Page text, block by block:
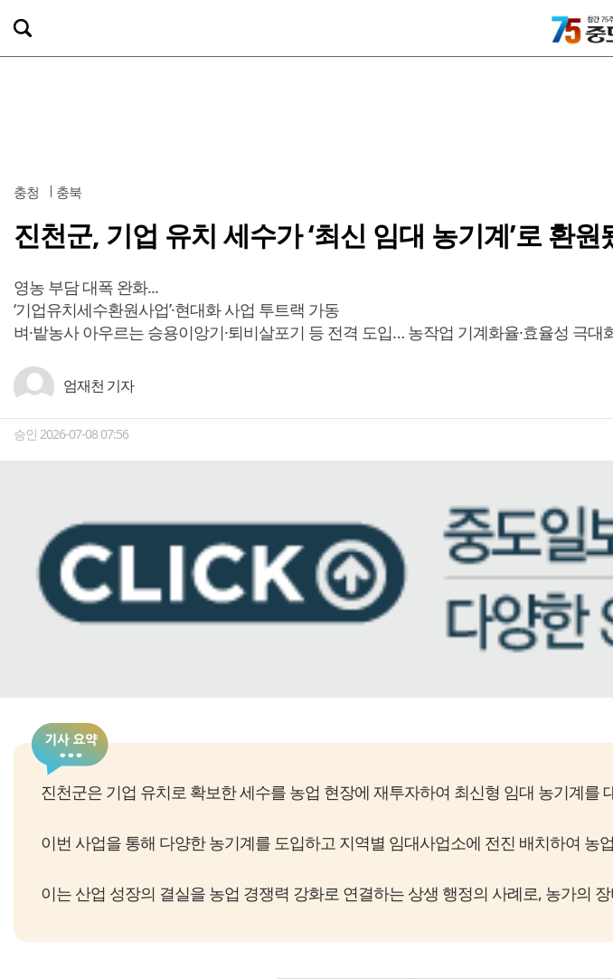
충청 충북
진천군, 기업 유치 세수가 ‘최신 임대 농기계’로 환원
영농 부담 대폭 완화...
‘기업유치세수환원사업’·현대화 사업 투트랙 가동
벼·밭농사 아우르는 승용이앙기·퇴비살포기 등 전격 도입… 농작업 기계화율·효율성 극대
엄재천 기자
승인 2026-07-08 07:56
진천군은 기업 유치로 확보한 세수를 농업 현장에 재투자하여 최신형 임대 농기계
이번 사업을 통해 다양한 농기계를 도입하고 지역별 임대사업소에 전진 배치하여
이는 산업 성장의 결실을 농업 경쟁력 강화로 연결하는 상생 행정의 사례로, 농가의